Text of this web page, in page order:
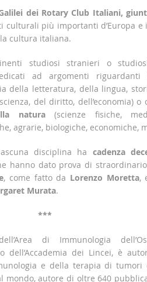
dei Rotary Club Italiani,
culturali più importanti d’Europa e
cultura italiana.
studiosi stranieri o
ad argomenti
della letteratura, della lingua,
del diritto, dell’economia)
natura(scienze fisiche,
agrarie, biologiche, economiche,
disciplina ha cadenza
hanno dato prova di
, come fatto da Lorenzo Moretta,
Murata.
***
di Immunologia
dell’Accademia dei Lincei, è
e della terapia di
mondo, autore di oltre 640